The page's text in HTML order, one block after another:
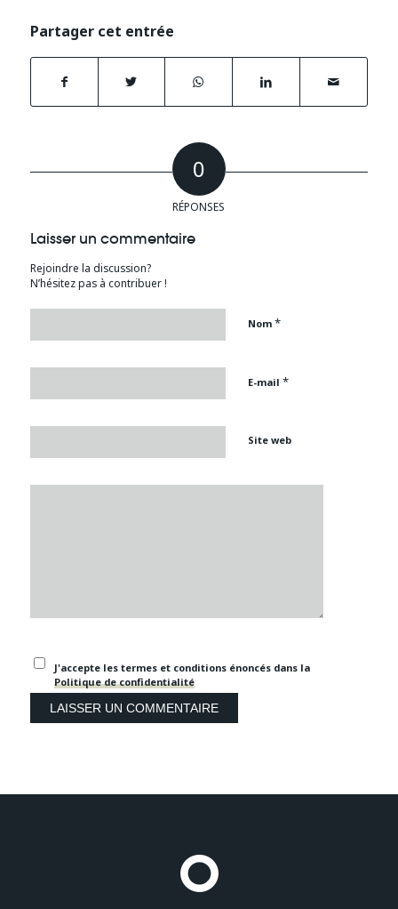
Partager cet entrée
0
RÉPONSES
Laisser un commentaire
Rejoindre la discussion?
N’hésitez pas à contribuer !
Nom *
E-mail *
Site web
J'accepte les termes et conditions énoncés dans la
Politique de confidentialité